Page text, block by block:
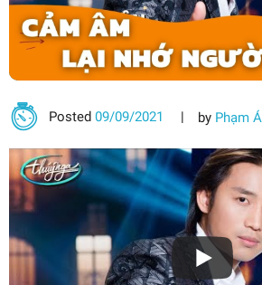
Posted09/09/2021 by Phạm